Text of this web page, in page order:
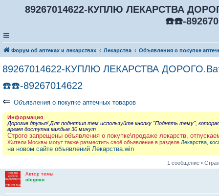
89267014622-КУПЛЮ ЛЕКАРСТВА
☎️☎️-
Форум об аптеках и лекарствах Лекарства Объявления о покупке
89267014622-КУПЛЮ ЛЕКАРСТВА
☎️☎️-89267014622
⇐ Объявления о покупке аптечных товаров
Информация
Дорогие друзья! Для поднятия тем используйте кнопку "Поднять тему",
время доступна каждые 30 минут
Строго запрещены объявления о покупке\продаже лекарств,
Жители Москвы могут также разместить своё объявление в разделе Лекарства,
на новом сайте объявлений Лекарства.win
1 сообщение •
Автор темы
olegovo